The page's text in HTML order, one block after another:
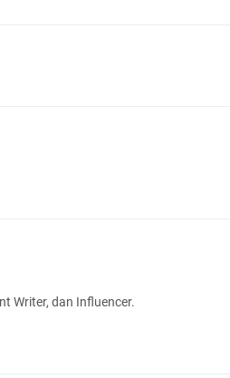
Writer, dan Influencer.